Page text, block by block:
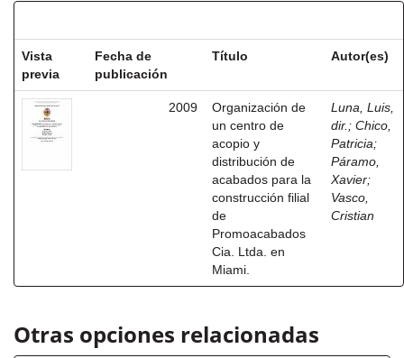
Vista
previa
Fecha de
publicación
Título Autor(es)
2009
Organización de
un centro de
acopio y
distribución de
acabados para la
construcción filial
de
Promoacabados
Cia. Ltda. en
Miami.
Luna, Luis,
dir. ; Chico,
Patricia;
Páramo,
Xavier;
Vasco,
Cristian
Otras opciones relacionadas